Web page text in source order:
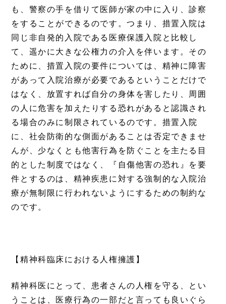
も、警察の手を借りて医師が家の中に入り、診察
をすることができるのです。つまり、措置入院は
同じ非自発的入院である医療保護入院と比較し
て、遥かに大きな公権力の介入を伴います。その
ために、措置入院の要件については、精神に障害
があって入院治療が必要であるということだけで
はなく、放置すれば自分の身体を害したり、周囲
の人に危害を加えたりする恐れがあると認識され
る場合のみに制限されているのです。措置入院
に、社会防衛的な側面があることは否定できませ
んが、少なくとも他害行為を防ぐことを主たる目
的とした制度ではなく、『自傷他害の恐れ』を要
件とするのは、精神疾患に対する強制的な入院治
療が無制限に行われないようにするための制約な
のです。
【精神科臨床における人権擁護】
精神科医にとって、患者さんの人権を守る、とい
うことは、医療行為の一部だと言っても良いぐら